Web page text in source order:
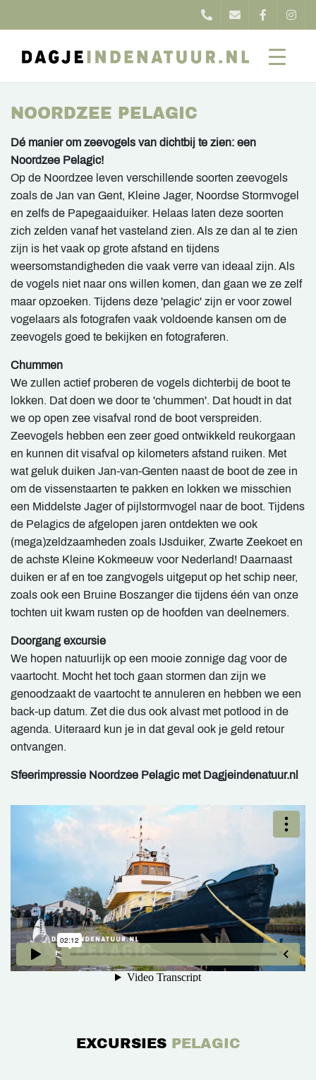
NOORDZEE PELAGIC
Dé manier om zeevogels van dichtbij te zien: een
Noordzee Pelagic!
Op de Noordzee leven verschillende soorten zeevogels
zoals de Jan van Gent, Kleine Jager, Noordse Stormvogel
en zelfs de Papegaaiduiker. Helaas laten deze soorten
zich zelden vanaf het vasteland zien. Als ze dan al te zien
zijn is het vaak op grote afstand en tijdens
weersomstandigheden die vaak verre van ideaal zijn. Als
de vogels niet naar ons willen komen, dan gaan we ze zelf
maar opzoeken. Tijdens deze 'pelagic' zijn er voor zowel
vogelaars als fotografen vaak voldoende kansen om de
zeevogels goed te bekijken en fotograferen.
Chummen
We zullen actief proberen de vogels dichterbij de boot te
lokken. Dat doen we door te 'chummen'. Dat houdt in dat
we op open zee visafval rond de boot verspreiden.
Zeevogels hebben een zeer goed ontwikkeld reukorgaan
en kunnen dit visafval op kilometers afstand ruiken. Met
wat geluk duiken Jan-van-Genten naast de boot de zee in
om de vissenstaarten te pakken en lokken we misschien
een Middelste Jager of pijlstormvogel naar de boot. Tijdens
de Pelagics de afgelopen jaren ontdekten we ook
(mega)zeldzaamheden zoals IJsduiker, Zwarte Zeekoet en
de achste Kleine Kokmeeuw voor Nederland! Daarnaast
duiken er af en toe zangvogels uitgeput op het schip neer,
zoals ook een Bruine Boszanger die tijdens één van onze
tochten uit kwam rusten op de hoofden van deelnemers.
Doorgang excursie
We hopen natuurlijk op een mooie zonnige dag voor de
vaartocht. Mocht het toch gaan stormen dan zijn we
genoodzaakt de vaartocht te annuleren en hebben we een
back-up datum. Zet die dus ook alvast met potlood in de
agenda. Uiteraard kun je in dat geval ook je geld retour
ontvangen.
Sfeerimpressie Noordzee Pelagic met Dagjeindenatuur.nl
EXCURSIES PELAGIC